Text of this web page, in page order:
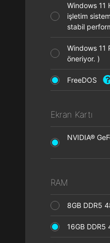
Windows 11
işletim
stabil
Windows 11
öneriyor. )
FreeDOS
Ekran Kartı
NVIDIA®
RAM
8GB DDR5
16GB